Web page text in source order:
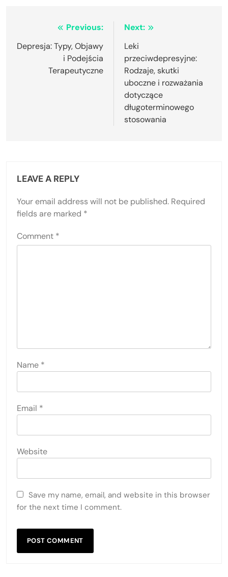
navigation
Previous:
Depresja: Typy, Objawy
i Podejścia
Terapeutyczne
Next:
Leki
przeciwdepresyjne:
Rodzaje, skutki
uboczne i rozważania
dotyczące
długoterminowego
stosowania
LEAVE A REPLY
Your email address will not be published. Required
fields are marked *
Comment *
Name *
Email *
Website
Save my name, email, and website in this browser
for the next time I comment.